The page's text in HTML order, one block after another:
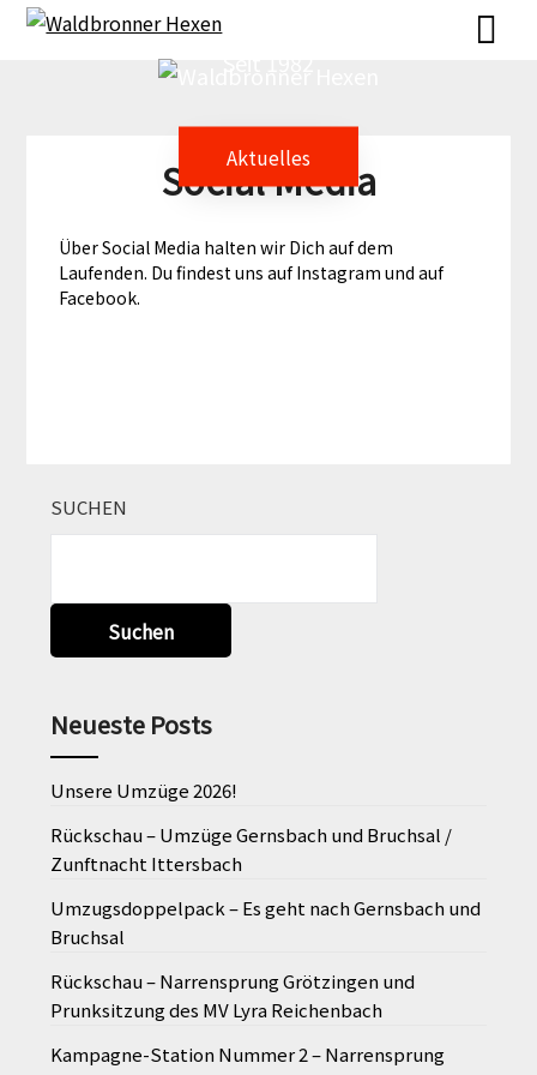
Aktuelles
Social Media
Über Social Media halten wir Dich auf dem
Laufenden. Du findest uns auf Instagram und auf
Facebook.
SUCHEN
Suchen
Neueste Posts
Unsere Umzüge 2026!
Rückschau – Umzüge Gernsbach und Bruchsal /
Zunftnacht Ittersbach
Umzugsdoppelpack – Es geht nach Gernsbach und
Bruchsal
Rückschau – Narrensprung Grötzingen und
Prunksitzung des MV Lyra Reichenbach
Kampagne-Station Nummer 2 – Narrensprung